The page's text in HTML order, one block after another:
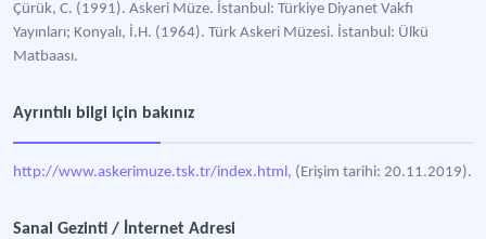
Çürük, C. (1991). Askeri Müze. İstanbul: Türkiye Diyanet Vakfı
Yayınları; Konyalı, İ.H. (1964). Türk Askeri Müzesi. İstanbul: Ülkü
Matbaası.
Ayrıntılı bilgi için bakınız
http://www.askerimuze.tsk.tr/index.html, (Erişim tarihi: 20.11.2019).
Sanal Gezinti / İnternet Adresi